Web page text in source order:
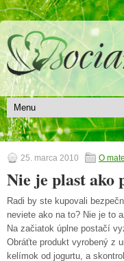
25. marca 2010 O
Nie je plast ako
Radi by ste kupovali
neviete ako na to? Nie je to
Na začiatok úplne postačí
Obráťte produkt vyrobený z
kelímok od jogurtu, a